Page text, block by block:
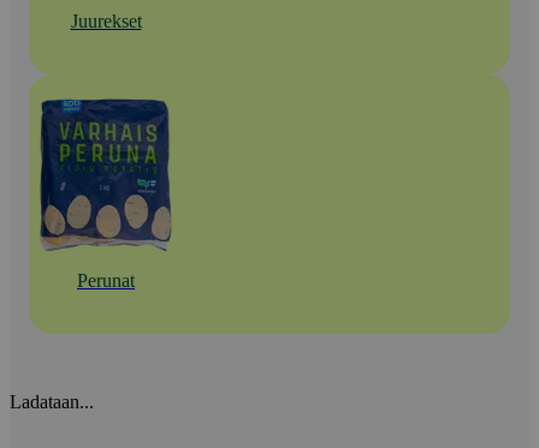
Juurekset
Perunat
Ladataan...